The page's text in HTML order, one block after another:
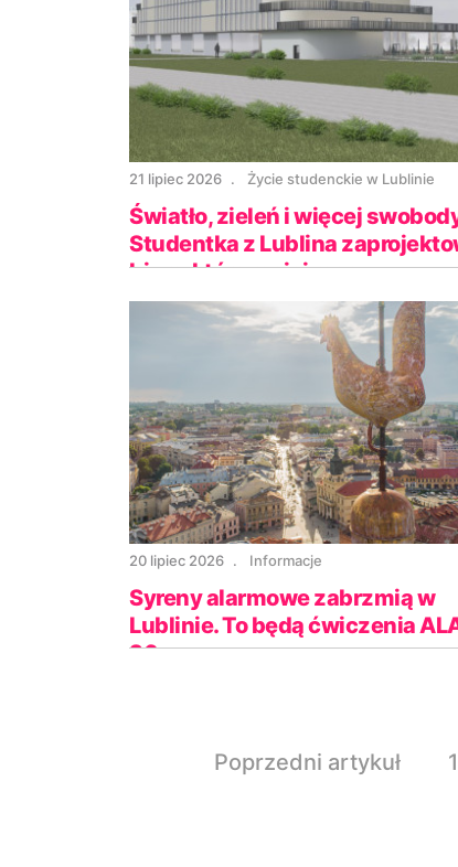
21 lipiec 2026 Życie studenckie w Lublinie
Światło, zieleń i więcej
Studentka z Lublina
biuro, które mniej męczy
20 lipiec 2026 Informacje
Syreny alarmowe zabrzmią w
Lublinie. To będą ćwiczenia
26
Poprzedni artykuł 1